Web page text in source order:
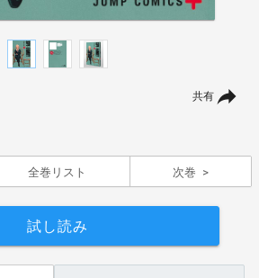
共有
全巻リスト 次巻
試し読み